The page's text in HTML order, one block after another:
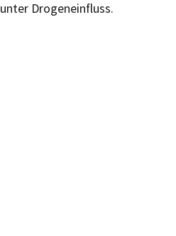
unter Drogeneinfluss.